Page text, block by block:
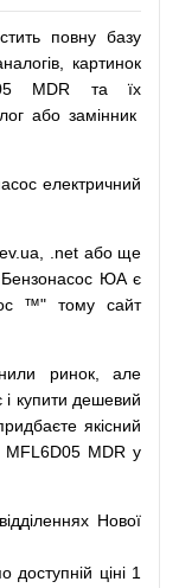
повну базу
,
картинок
MDR та їх
або замінник
електричний
.net або ще
Бензонасос ЮА є
™" тому
сайт
ринок,
але
і купити дешевий
якісний
MDR у
Нової
ціні 1